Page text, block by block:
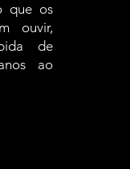
que os
ouvir,
de
ao